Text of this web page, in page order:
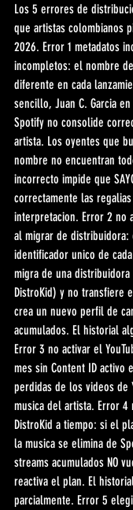
Los 5 errores de
que artistas colombianos
2026. Error 1 metadatos
incompletos: el nombre
diferente en cada
sencillo, Juan C. Garcia
Spotify no consolide
artista. Los oyentes que
nombre no encuentran
incorrecto impide que
correctamente las
interpretacion. Error 2 no
al migrar de distribuidora:
identificador unico de
migra de una distribuidora
DistroKid) y no transfiere
crea un nuevo perfil de
acumulados. El historial
Error 3 no activar el
mes sin Content ID activo
perdidas de los videos de
musica del artista. Error
DistroKid a tiempo: si el
la musica se elimina de
streams acumulados NO
reactiva el plan. El
parcialmente. Error 5